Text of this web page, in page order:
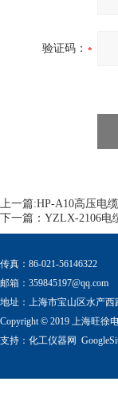
验证码：
上一篇:HP-A10高压电
下一篇： YZLX-2106电
传真：86-021-56146322
邮箱： 359845197@qq.com
地址：上海市宝山区水产西
Copyright © 2019 上海旺徐
支持： 化工仪器网